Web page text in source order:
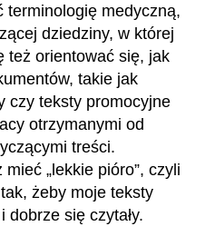
terminologię medyczną,
dziedziny, w której
też orientować się, jak
takie jak
czy teksty promocyjne
otrzymanymi od
treści.
„lekkie pióro”, czyli
żeby moje teksty
dobrze się czytały.